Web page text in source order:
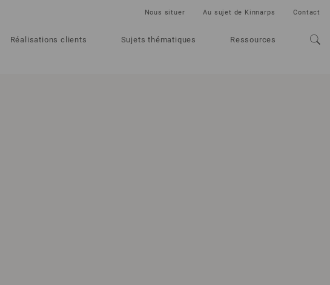
Réalisations clients Sujets thématiques Ressources
Nous situer Au sujet de Kinnarps Contact